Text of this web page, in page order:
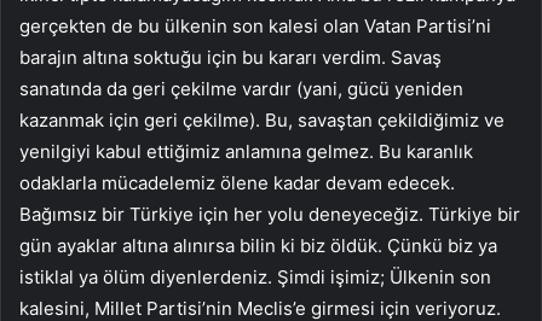
gerçekten de bu ülkenin son kalesi olan Vatan Partisi’ni
barajın altına soktuğu için bu kararı verdim. Savaş
sanatında da geri çekilme vardır (yani, gücü yeniden
kazanmak için geri çekilme). Bu, savaştan çekildiğimiz ve
yenilgiyi kabul ettiğimiz anlamına gelmez. Bu karanlık
odaklarla mücadelemiz ölene kadar devam edecek.
Bağımsız bir Türkiye için her yolu deneyeceğiz. Türkiye bir
gün ayaklar altına alınırsa bilin ki biz öldük. Çünkü biz ya
istiklal ya ölüm diyenlerdeniz. Şimdi işimiz; Ülkenin son
kalesini, Millet Partisi’nin Meclis’e girmesi için veriyoruz.